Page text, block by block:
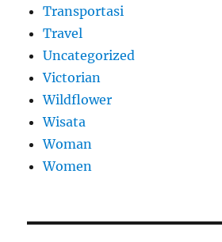
Transportasi
Travel
Uncategorized
Victorian
Wildflower
Wisata
Woman
Women